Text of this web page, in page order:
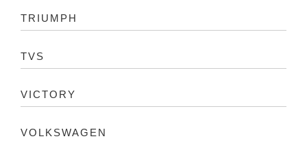
TRIUMPH
TVS
VICTORY
VOLKSWAGEN